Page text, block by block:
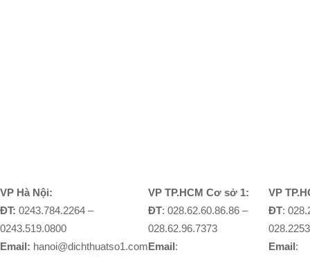
VP Hà Nội:
ĐT: 0243.784.2264 –
0243.519.0800
Email: hanoi@dichthuatso1.com
VP TP.HCM Cơ sở 1:
ĐT: 028.62.60.86.86 –
028.62.96.7373
Email:
VP
ĐT:
Email: